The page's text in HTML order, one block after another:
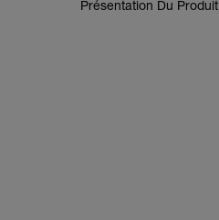
Présentation Du Produit